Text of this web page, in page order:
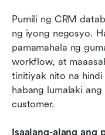
Pumili ng CRM
ng iyong negosyo.
pamamahala ng
workflow, at
tinitiyak nito na hindi
habang lumalaki
customer.
Isaalang-alang ang